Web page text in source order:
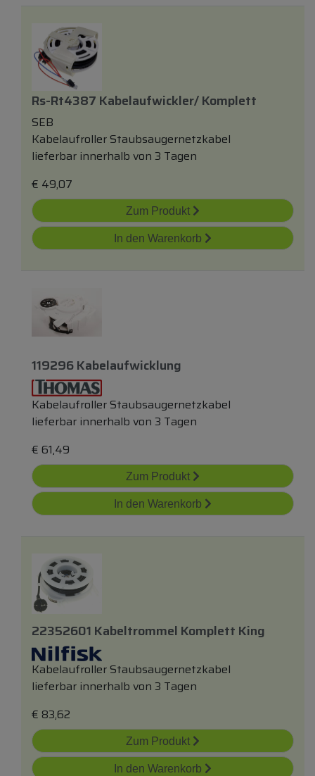
Rs-Rt4387 Kabelaufwickler/ Komplett
SEB
Kabelaufroller Staubsaugernetzkabel
lieferbar innerhalb von 3 Tagen
€ 49,07
Zum Produkt
In den Warenkorb
119296 Kabelaufwicklung
Kabelaufroller Staubsaugernetzkabel
lieferbar innerhalb von 3 Tagen
€ 61,49
Zum Produkt
In den Warenkorb
22352601 Kabeltrommel Komplett King
Kabelaufroller Staubsaugernetzkabel
lieferbar innerhalb von 3 Tagen
€ 83,62
Zum Produkt
In den Warenkorb